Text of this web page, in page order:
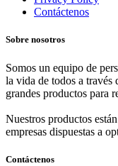
Contáctenos
Sobre nosotros
Somos un equipo de
la vida de todos a
grandes productos para
Nuestros productos
empresas dispuestas a
Contáctenos